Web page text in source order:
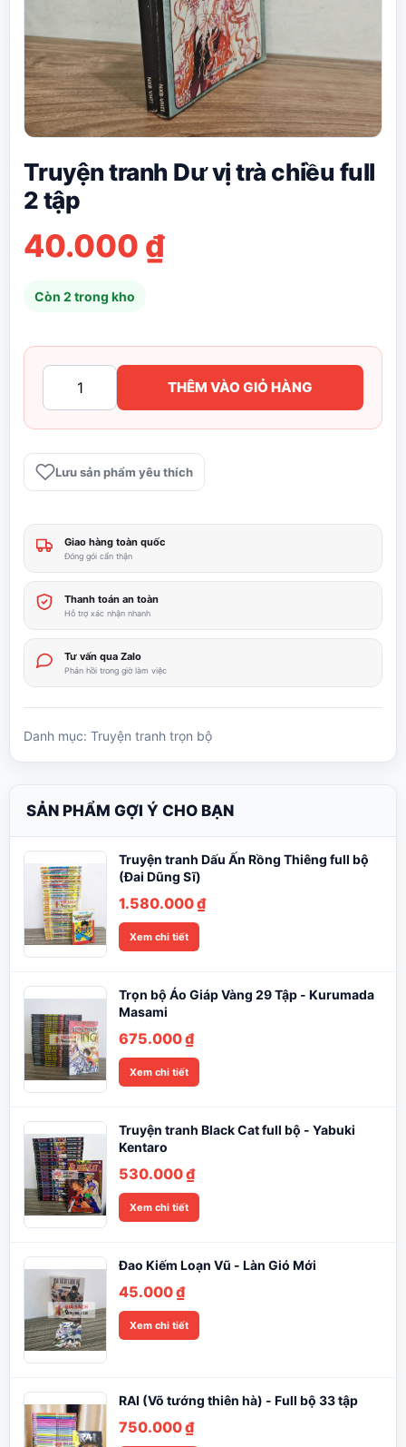
Truyện tranh Dư vị trà chiều full
2 tập
40.000 ₫
Còn 2 trong kho
Truyện
trà
chiều
2
tập
số
lượng
THÊM VÀO GIỎ HÀNG
Lưu sản phẩm yêu thích
Giao hàng toàn quốc
Đóng gói cẩn thận
Thanh toán an toàn
Hỗ trợ xác nhận nhanh
Tư vấn qua Zalo
Phản hồi trong giờ làm việc
Danh mục: Truyện tranh trọn bộ
SẢN PHẨM GỢI Ý CHO BẠN
Truyện tranh Dấu Ấn Rồng Thiêng full bộ
(Đai Dũng Sĩ)
1.580.000₫
Xem chi tiết
Trọn bộ Áo Giáp Vàng 29 Tập - Kurumada
Masami
675.000₫
Xem chi tiết
Truyện tranh Black Cat full bộ - Yabuki
Kentaro
530.000₫
Xem chi tiết
Đao Kiếm Loạn Vũ - Làn Gió Mới
45.000₫
Xem chi tiết
RAI (Võ tướng thiên hà) - Full bộ 33 tập
750.000₫